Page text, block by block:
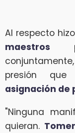
Al respecto
maestros
presión
asignación de
"Ninguna
quieran.